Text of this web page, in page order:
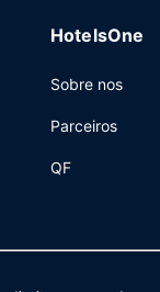
HotelsOne
Sobre nos
Parceiros
QF